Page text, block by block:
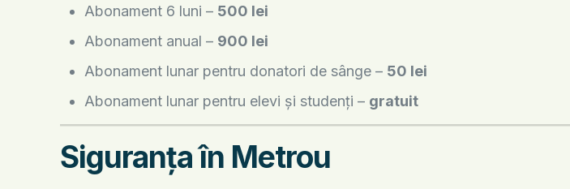
Abonament 6 luni – 500 lei
Abonament anual – 900 lei
Abonament lunar pentru donatori de sânge – 50 lei
Abonament lunar pentru elevi și studenți – gratuit
Siguranța în Metrou